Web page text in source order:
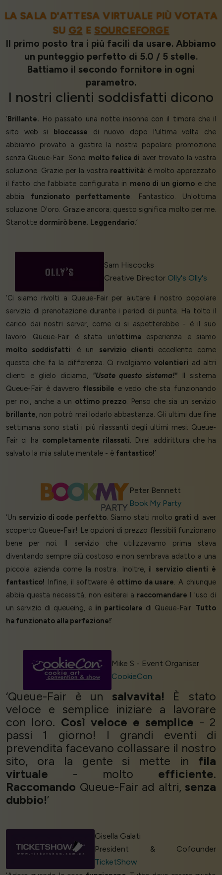
LA SALA D'ATTESA VIRTUALE PIÙ VOTATA
SUG2 ESOURCEFORGE
Il primo posto tra i più facili da usare. Abbiamo
un punteggio perfetto di 5.0 / 5 stelle.
Battiamo il secondo fornitore in ogni
parametro.
I nostri clienti soddisfatti dicono
‘ Brillante. Ho passato una notte insonne con il timore che il
sito web si
bloccasse di nuovo dopo l'ultima volta che
abbiamo provato a gestire la nostra popolare promozione
senza Queue-Fair. Sono molto felice di aver trovato la vostra
soluzione. Grazie per la vostra reattività: è molto apprezzato
il fatto che l'abbiate configurata in meno di un giorno e che
abbia funzionato perfettamente. Fantastico. Un'ottima
soluzione. D'oro. Grazie ancora; questo significa molto per me.
Stanotte dormirò bene. Leggendario.’
Sam Hiscocks
Creative Director Olly's Olly's
‘Ci siamo rivolti a Queue-Fair per aiutare il nostro popolare
servizio di prenotazione durante i periodi di punta. Ha tolto il
carico dai nostri server, come ci si aspetterebbe - è il suo
lavoro. Queue-Fair è stata un'ottimaesperienza e siamo
molto soddisfatti: è un servizio clienti eccellente come
questo che fa la differenza. Ci rivolgiamovolentieri ad altri
clienti e glielo diciamo, "Usate questo sistema!" Il sistema
Queue-Fair è davvero flessibile e vedo che sta funzionando
per noi, anche a un ottimo prezzo. Penso che sia un servizio
brillante, non potrò mai lodarlo abbastanza. Gli ultimi due fine
settimana sono stati i più rilassanti degli ultimi mesi: Queue-
Fair ci ha completamente rilassati. Direi addirittura che ha
salvato la mia salute mentale - è fantastico!’
Peter Bennett
Book My Party
‘Un servizio di code perfetto. Siamo stati molto grati di aver
scoperto Queue-Fair! Le opzioni di prezzo flessibili funzionano
bene per noi. Il servizio che utilizzavamo prima stava
diventando sempre più costoso e non sembrava adatto a una
piccola azienda come la nostra. Inoltre, il servizio clienti è
fantastico! Infine, il software è ottimo da usare. A chiunque
abbia questa necessità, non esiterei a raccomandare l
'uso di
un servizio di queueing, e in particolare di Queue-Fair. Tutto
ha funzionato alla perfezione!’
Mike S - Event Organiser
CookieCon
‘Queue-Fair è un salvavita! È stato
veloce e semplice iniziare a lavorare
con loro. Così veloce e semplice - 2
passi 1 giorno! I grandi eventi di
prevendita facevano collassare il nostro
sito, ora la gente si mette in fila
virtuale - molto efficiente.
Raccomando Queue-Fair ad altri, senza
dubbio!’
Gisella Galati
President & Cofounder
TicketShow